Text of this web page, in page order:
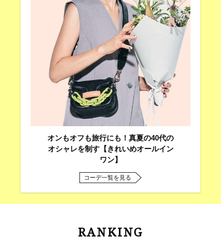
オンもオフも旅行にも！真夏の40代の
オシャレを制す【きれいめオールイン
ワン】
コーデ一覧を見る
RANKING